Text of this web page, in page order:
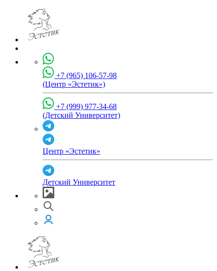
+7 (965) 106-57-98
(Центр «Эстетик»)
+7 (999) 977-34-68
(Детский Университет)
Центр «Эстетик»
Детский Университет